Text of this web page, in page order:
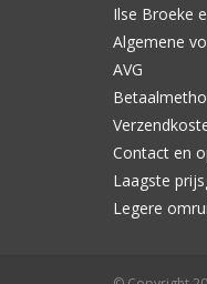
Ilse Broeke
Algemene
AVG
Contact en
Laagste
Legere